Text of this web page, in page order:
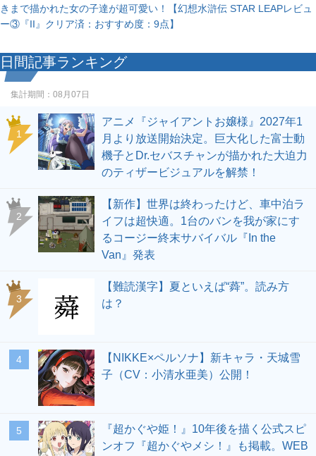
きまで描かれた女の子達が超可愛い！【幻想水滸伝 STAR LEAPレビュ
ー③『II』クリア済：おすすめ度：9点】
日間記事ランキング
集計期間： 08月07日
1
アニメ『ジャイアントお嬢様』2027年1
月より放送開始決定。巨大化した富士動
機子とDr.セバスチャンが描かれた大迫力
のティザービジュアルを解禁！
2
【新作】世界は終わったけど、車中泊ラ
イフは超快適。1台のバンを我が家にす
るコージー終末サバイバル『In the
Van』発表
3
【難読漢字】夏といえば“蕣”。読み方
は？
4
【NIKKE×ペルソナ】新キャラ・天城雪
子（CV：小清水亜美）公開！
5
『超かぐや姫！』10年後を描く公式スピ
ンオフ『超かぐやメシ！』も掲載。WEB